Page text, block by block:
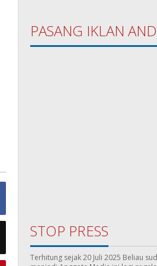
PASANG IKLAN
STOP PRESS
Terhitung sejak 20 Juli 2025 Beliau